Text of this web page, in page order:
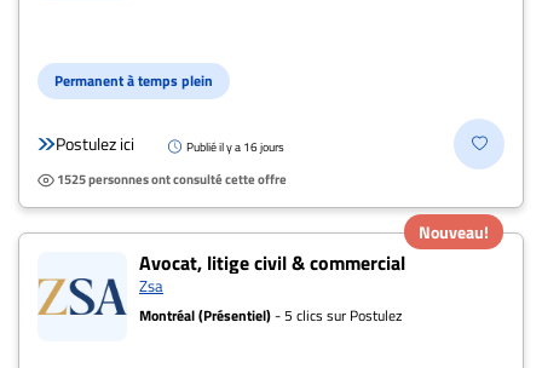
Permanent à temps plein
Postulez ici Publié il y a 16 jours
1525 personnes ont consulté cette offre
Nouveau!
Avocat, litige civil & commercial
Zsa
Montréal (Présentiel)- 5 clics sur Postulez